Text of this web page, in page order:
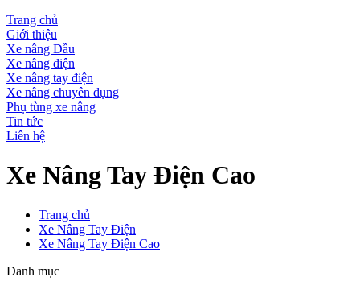
Trang chủ
Giới thiệu
Xe nâng Dầu
Xe nâng điện
Xe nâng tay điện
Xe nâng chuyên dụng
Phụ tùng xe nâng
Tin tức
Liên hệ
Xe Nâng Tay Điện Cao
Trang chủ
Xe Nâng Tay Điện
Xe Nâng Tay Điện Cao
Danh mục